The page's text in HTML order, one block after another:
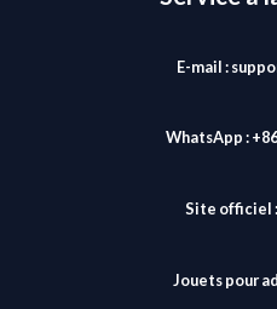
E-mail :
WhatsApp :
Site officiel :
Jouets pour